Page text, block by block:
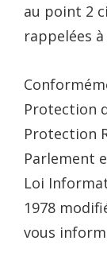
au point 2
rappelées
Protection
Protection
Parlement
Loi
1978
vous